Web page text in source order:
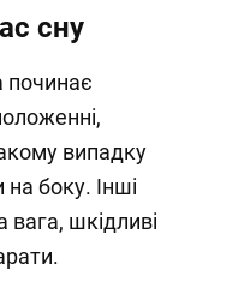
сну
починає
випадку
на боку. Інші
вага, шкідливі